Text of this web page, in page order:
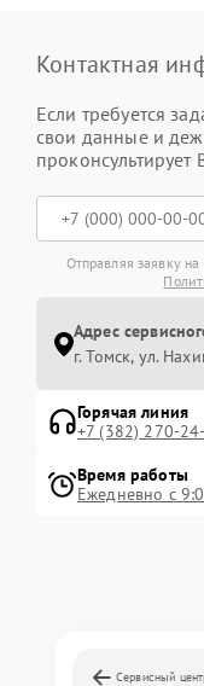
Контактная
Если требуется
свои данные и
проконсультирует
Отправляя заявку
Адрес
г. Томск, ул.
Горячая линия
+7 (382) 270-
Время работы
Ежедневно с
Сервисный